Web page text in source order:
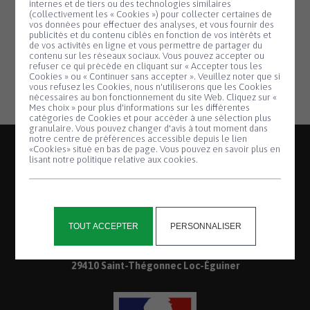
Panneau de gestion des cookies
internes et de tiers ou des technologies similaires
(collectivement les « Cookies ») pour collecter certaines de
vos données pour effectuer des analyses, et vous fournir des
publicités et du contenu ciblés en fonction de vos intérêts et
de vos activités en ligne et vous permettre de partager du
contenu sur les réseaux sociaux. Vous pouvez accepter ou
refuser ce qui précède en cliquant sur « Accepter tous les
Cookies » ou « Continuer sans accepter ». Veuillez noter que si
vous refusez les Cookies, nous n'utiliserons que les Cookies
nécessaires au bon fonctionnement du site Web. Cliquez sur «
Mes choix » pour plus d'informations sur les différentes
catégories de Cookies et pour accéder à une sélection plus
granulaire. Vous pouvez changer d'avis à tout moment dans
notre centre de préférences accessible depuis le lien
«Cookies» situé en bas de page. Vous pouvez en savoir plus en
lisant notre politique relative aux cookies.
TOUT ACCEPTER PERSONNALISER
Plus d’informations :
https://saint-thegonnec-loc-
eguiner.bzh/concours-photo/
29410 Saint-Thégonnec Loc-Éguiner